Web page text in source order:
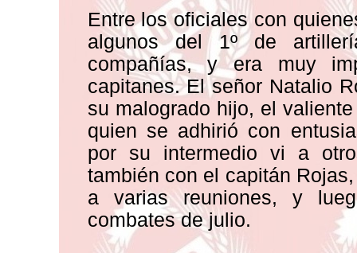
Entre los oficiales con
algunos del 1º de
compañías, y era muy
capitanes. El señor Natalio
su malogrado hijo, el
quien se adhirió con
por su intermedio vi a
también con el capitán
a varias reuniones, y
combates de julio.